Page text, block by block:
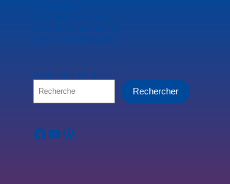
Rechercher sur le site
Rechercher
Facebook
YouTube
WordPress